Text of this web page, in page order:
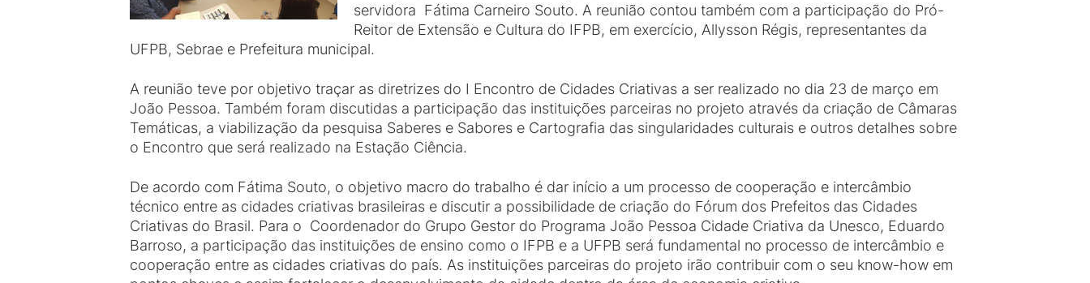
servidora Fátima Carneiro Souto. A reunião contou também com a participação do Pró-
Reitor de Extensão e Cultura do IFPB, em exercício, Allysson Régis, representantes da
UFPB, Sebrae e Prefeitura municipal.
A reunião teve por objetivo traçar as diretrizes do I Encontro de Cidades Criativas a ser realizado no dia 23 de março em
João Pessoa. Também foram discutidas a participação das instituições parceiras no projeto através da criação de Câmaras
Temáticas, a viabilização da pesquisa Saberes e Sabores e Cartografia das singularidades culturais e outros detalhes sobre
o Encontro que será realizado na Estação Ciência.
De acordo com Fátima Souto, o objetivo macro do trabalho é dar início a um processo de cooperação e intercâmbio
técnico entre as cidades criativas brasileiras e discutir a possibilidade de criação do Fórum dos Prefeitos das Cidades
Criativas do Brasil. Para o Coordenador do Grupo Gestor do Programa João Pessoa Cidade Criativa da Unesco, Eduardo
Barroso, a participação das instituições de ensino como o IFPB e a UFPB será fundamental no processo de intercâmbio e
cooperação entre as cidades criativas do país. As instituições parceiras do projeto irão contribuir com o seu know-how em